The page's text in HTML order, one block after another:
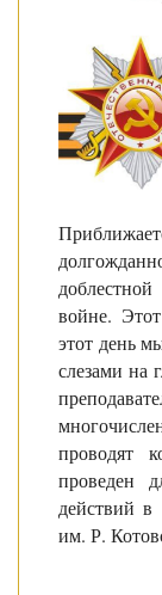
войне.
этот день
слезами на
проводят
проведен
действий в
им. Р.